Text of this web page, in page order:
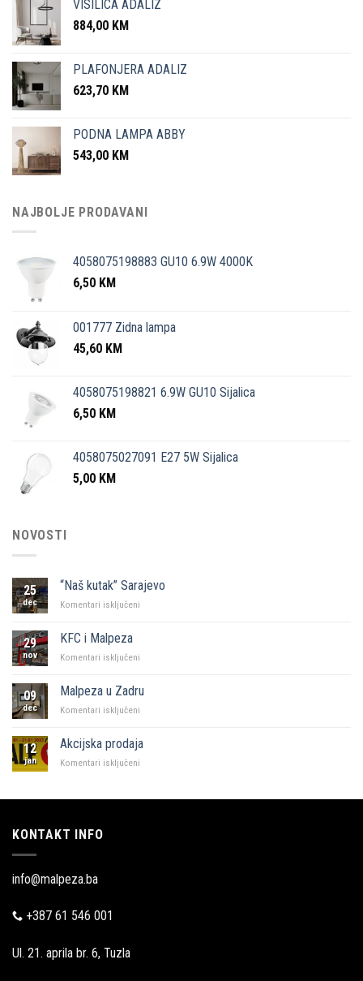
VISILICA ADALIZ
884,00 KM
PLAFONJERA ADALIZ
623,70 KM
PODNA LAMPA ABBY
543,00 KM
NAJBOLJE PRODAVANI
4058075198883 GU10 6.9W 4000K
6,50 KM
001777 Zidna lampa
45,60 KM
4058075198821 6.9W GU10 Sijalica
6,50 KM
4058075027091 E27 5W Sijalica
5,00 KM
NOVOSTI
25
dec
“Naš kutak” Sarajevo
Komentari isključeni
29
nov
KFC i Malpeza
Komentari isključeni
Malpeza
09
dec
Malpeza u Zadru
Komentari isključeni
Zadru
12
jan
Akcijska prodaja
Komentari isključeni
KONTAKT INFO
info@malpeza.ba
+387 61 546 001
Ul. 21. aprila br. 6, Tuzla